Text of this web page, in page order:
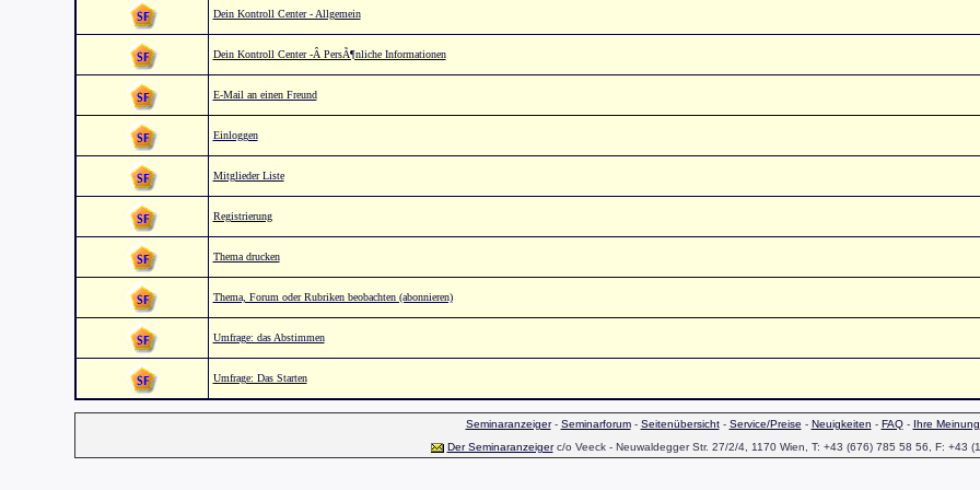
Dein Kontroll Center - Allgemein
Dein Kontroll Center -Â PersÃ¶nliche Informationen
E-Mail an einen Freund
Einloggen
Mitglieder Liste
Registrierung
Thema drucken
Thema, Forum oder Rubriken beobachten (abonnieren)
Umfrage: das Abstimmen
Umfrage: Das Starten
Seminaranzeiger- Seminarforum- Seitenübersicht- Service/Preise - Neuigkeiten - FAQ- Ihre Meinung
Der Seminaranzeigerc/o Veeck - Neuwaldegger Str. 27/2/4, 1170 Wien, T: +43 (676) 785 58 56, F: +43